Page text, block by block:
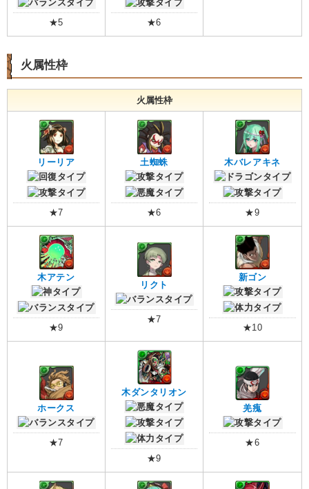
★5 ★6
火属性枠
火属性枠
リーリア
★7
土蜘蛛
★6
木バレアキネ
★9
木アテン
★9
リクト
★7
新ゴン
★10
ホークス
★7
木ダンタリオン
★9
羌瘣
★6